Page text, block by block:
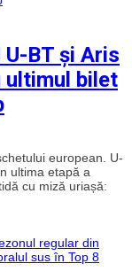
BT și Aris
ultimul bilet
european. U-
ultima etapă a
cu miză uriașă: